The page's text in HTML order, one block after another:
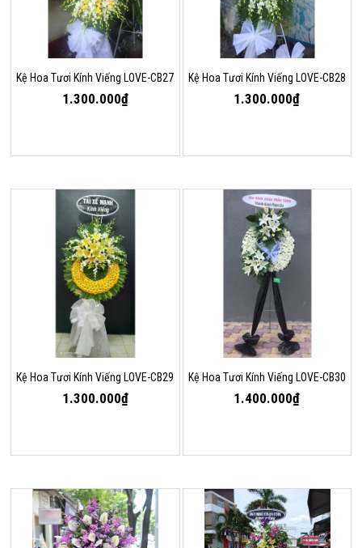
Kệ Hoa Tươi Kính Viếng LOVE-CB27
1.300.000₫
Kệ Hoa Tươi Kính Viếng LOVE-CB28
1.300.000₫
Kệ Hoa Tươi Kính Viếng LOVE-CB29
1.300.000₫
Kệ Hoa Tươi Kính Viếng LOVE-CB30
1.400.000₫